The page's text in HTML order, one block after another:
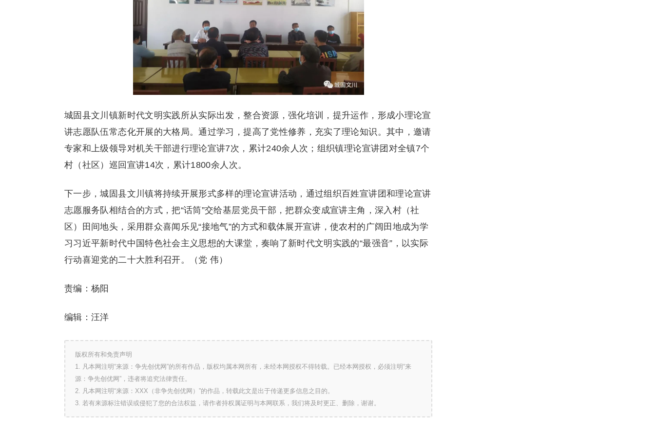
城固县文川镇新时代文明实践所从实际出发，整合资源，强化培训，提升运作，形成小理论宣
讲志愿队伍常态化开展的大格局。通过学习，提高了党性修养，充实了理论知识。其中，邀请
专家和上级领导对机关干部进行理论宣讲7次，累计240余人次；组织镇理论宣讲团对全镇7个
村（社区）巡回宣讲14次，累计1800余人次。
下一步，城固县文川镇将持续开展形式多样的理论宣讲活动，通过组织百姓宣讲团和理论宣讲
志愿服务队相结合的方式，把“话筒”交给基层党员干部，把群众变成宣讲主角，深入村（社
区）田间地头，采用群众喜闻乐见“接地气”的方式和载体展开宣讲，使农村的广阔田地成为学
习习近平新时代中国特色社会主义思想的大课堂，奏响了新时代文明实践的“最强音”，以实际
行动喜迎党的二十大胜利召开。（党 伟）
责编：杨阳
编辑：汪洋
版权所有和免责声明
1. 凡本网注明“来源：争先创优网”的所有作品，版权均属本网所有，未经本网授权不得转载。已经本网授权，必须注明“来
源：争先创优网”，违者将追究法律责任。
2. 凡本网注明“来源：XXX（非争先创优网）”的作品，转载此文是出于传递更多信息之目的。
3. 若有来源标注错误或侵犯了您的合法权益，请作者持权属证明与本网联系，我们将及时更正、删除，谢谢。